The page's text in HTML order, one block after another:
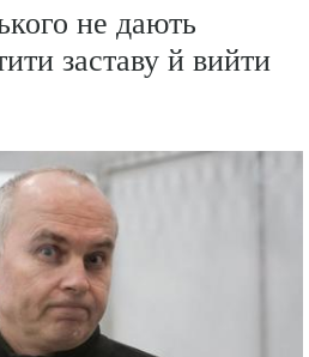
не дають
заставу й вийти